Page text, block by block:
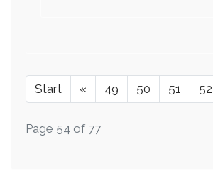
Start « 49 50 51 52
Page 54 of 77